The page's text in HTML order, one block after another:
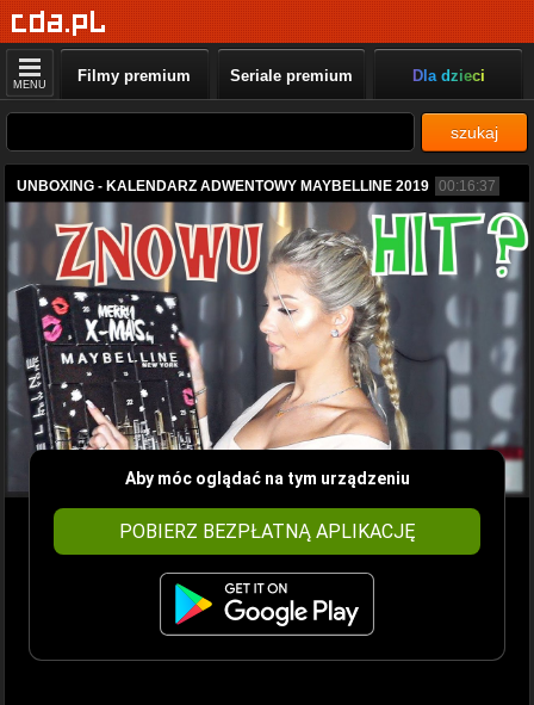
MENU Filmy premium Seriale premium Dla dzieci
szukaj
UNBOXING - KALENDARZ ADWENTOWY MAYBELLINE 2019 00:16:37
Aby móc oglądać na tym urządzeniu
POBIERZ BEZPŁATNĄ APLIKACJĘ